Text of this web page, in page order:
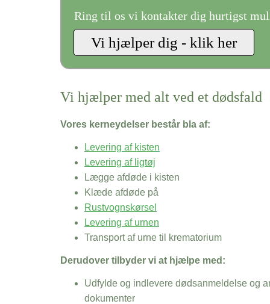
Ring til os vi kontakter dig hurtigst
Vi hjælper med alt ved et dødsfald
Vores kerneydelser består bla af:
Levering af kisten
Levering af ligtøj
Lægge afdøde i kisten
Klæde afdøde på
Rustvognskørsel
Levering af urnen
Transport af urne til krematorium
Derudover tilbyder vi at hjælpe med:
Udfylde og indlevere dødsanmeldelse og
dokumenter